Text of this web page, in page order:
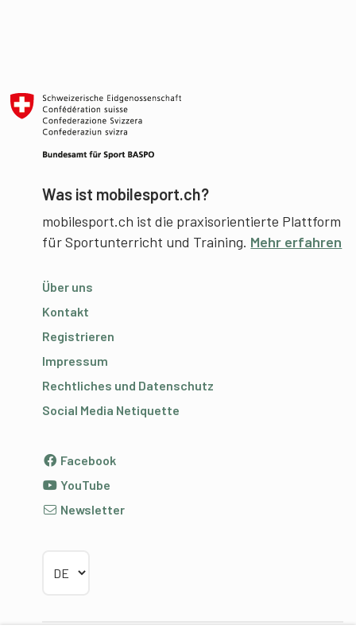
Was ist mobilesport.ch?
mobilesport.ch ist die praxisorientierte Plattform
für Sportunterricht und Training. Mehr erfahren
Über uns
Kontakt
Registrieren
Impressum
Rechtliches und Datenschutz
Social Media Netiquette
Facebook
YouTube
Newsletter